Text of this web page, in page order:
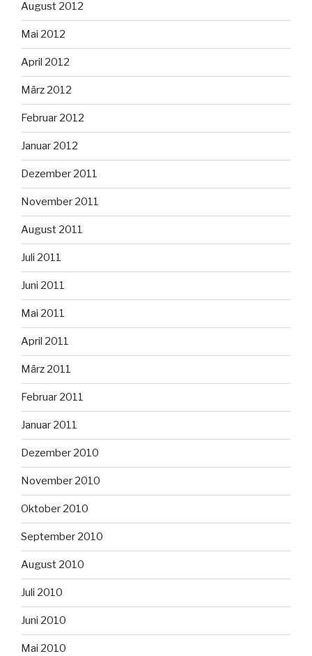
August 2012
Mai 2012
April 2012
März 2012
Februar 2012
Januar 2012
Dezember 2011
November 2011
August 2011
Juli 2011
Juni 2011
Mai 2011
April 2011
März 2011
Februar 2011
Januar 2011
Dezember 2010
November 2010
Oktober 2010
September 2010
August 2010
Juli 2010
Juni 2010
Mai 2010